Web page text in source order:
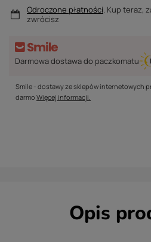
Odroczone płatności. Kup teraz,
zwrócisz
Darmowa dostawa do paczkomatu
Smile - dostawy ze sklepów internetowych
darmo Więcej informacji.
Opis